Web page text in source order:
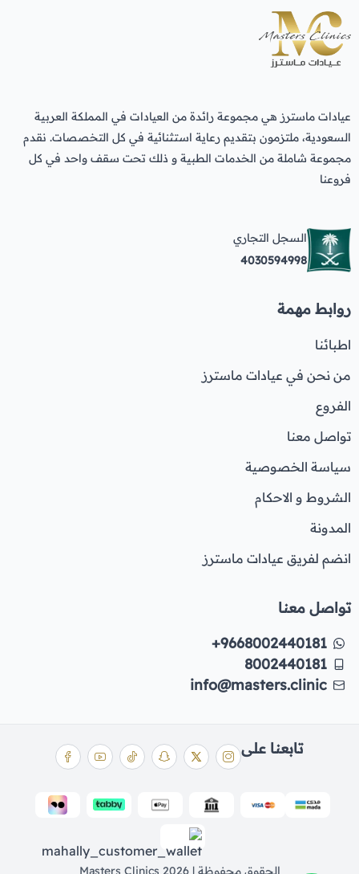
عيادات ماسترز هي مجموعة رائدة من العيادات في المملكة العربية
السعودية، ملتزمون بتقديم رعاية استثنائية في كل التخصصات. نقدم
مجموعة شاملة من الخدمات الطبية و ذلك تحت سقف واحد في كل
فروعنا
السجل التجاري
4030594998
روابط مهمة
اطبائنا
من نحن في عيادات ماسترز
الفروع
تواصل معنا
سياسة الخصوصية
الشروط و الاحكام
المدونة
انضم لفريق عيادات ماسترز
تواصل معنا
+9668002440181
8002440181
info@masters.clinic
الحقوق محفوظة | 2026 Masters Clinics
تابعنا على